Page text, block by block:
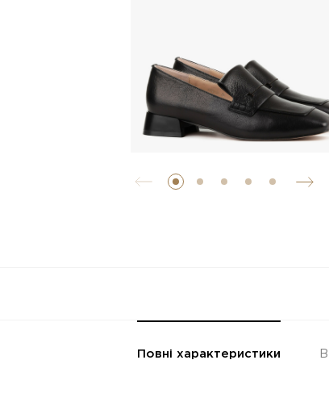
Повні характеристики